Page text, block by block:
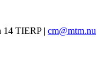
14 TIERP | cm@mtm.nu